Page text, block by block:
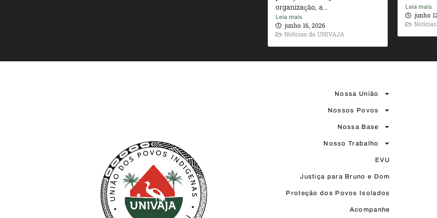
organização, a...
Leia mais
junho 16, 2026
Notícias da UNIVAJA
Leia mais
junho
Nossa União
Nossos Povos
Nossa Base
Nosso Trabalho
EVU
Justiça para Bruno e Dom
Proteção dos Povos Isolados
Acompanhe